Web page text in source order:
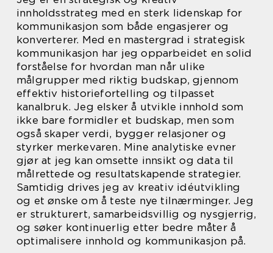
innholdsstrateg med en sterk lidenskap for
kommunikasjon som både engasjerer og
konverterer. Med en mastergrad i strategisk
kommunikasjon har jeg opparbeidet en solid
forståelse for hvordan man når ulike
målgrupper med riktig budskap, gjennom
effektiv historiefortelling og tilpasset
kanalbruk. Jeg elsker å utvikle innhold som
ikke bare formidler et budskap, men som
også skaper verdi, bygger relasjoner og
styrker merkevaren. Mine analytiske evner
gjør at jeg kan omsette innsikt og data til
målrettede og resultatskapende strategier.
Samtidig drives jeg av kreativ idéutvikling
og et ønske om å teste nye tilnærminger. Jeg
er strukturert, samarbeidsvillig og nysgjerrig,
og søker kontinuerlig etter bedre måter å
optimalisere innhold og kommunikasjon på.